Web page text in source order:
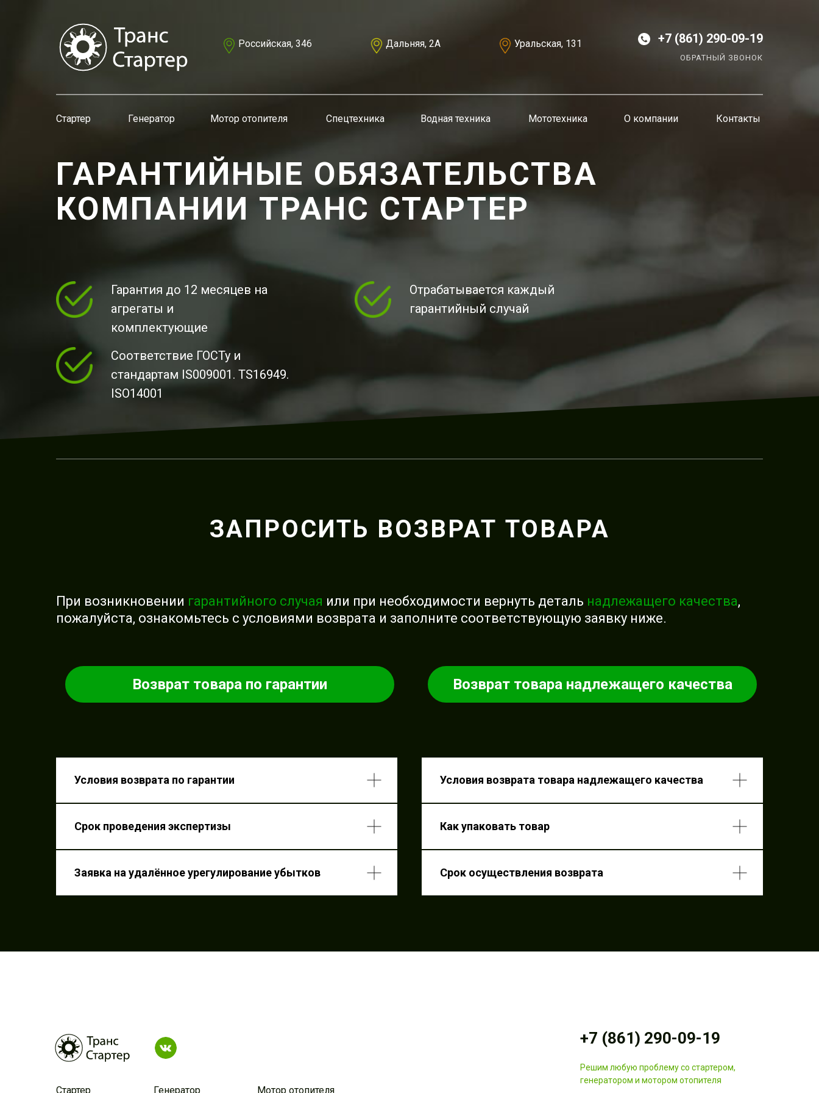
ГАРАНТИЙНЫЕ ОБЯЗАТЕЛЬСТВА
КОМПАНИИ ТРАНС СТАРТЕР
Гарантия до 12 месяцев на
агрегаты и
комплектующие
Соответствие ГОСТу и
стандартам IS009001. TS16949.
ISO14001
Отрабатывается каждый
гарантийный случай
Стартер Генератор Мотор отопителя Спецтехника Водная техника Мототехника О компании Контакты
Российская, 346 Дальняя, 2А Уральская, 131
ОБРАТНЫЙ ЗВОНОК
+7 (861) 290-09-19
При возникновении гарантийного случая или при необходимости вернуть деталь надлежащего качества,
пожалуйста, ознакомьтесь с условиями возврата и заполните соответствующую заявку ниже.
ЗАПРОСИТЬ ВОЗВРАТ ТОВАРА
Возврат товара по гарантии Возврат товара надлежащего качества
Заявка на удалённое
Как упаковать товар
Условия возврата по гарантии Условия возврата товара надлежащего качества
Срок проведения экспертизы Как упаковать товар
Заявка на удалённое урегулирование убытков Срок осуществления возврата
+7 (861) 290-09-19
Стартер Генератор Мотор отопителя
Решим любую проблему со стартером,
генератором и мотором отопителя